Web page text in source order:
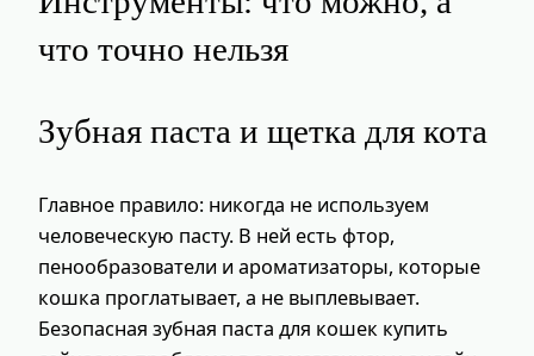
что точно нельзя
Зубная паста и щетка для кота
Главное правило: никогда не используем
человеческую пасту. В ней есть фтор,
пенообразователи и ароматизаторы, которые
кошка проглатывает, а не выплевывает.
Безопасная зубная паста для кошек купить